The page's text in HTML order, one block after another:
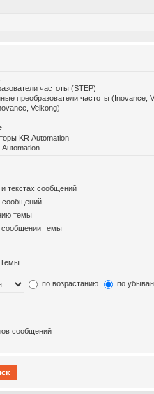
текстах сообщений
сообщений
темы
сообщении темы
Темы
по возрастанию по
сообщений